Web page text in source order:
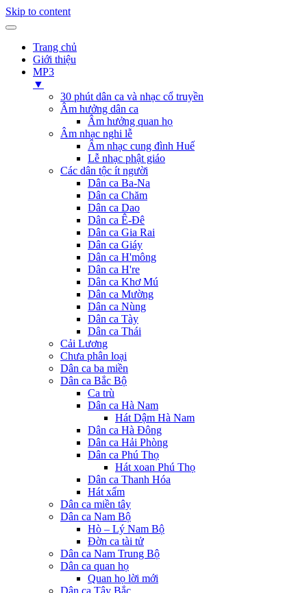
Skip to content
Trang chủ
Giới thiệu
MP3
▼
30 phút dân ca và nhạc cổ truyền
Âm hưởng dân ca
Âm hưởng quan họ
Âm nhạc nghi lễ
Âm nhạc cung đình Huế
Lễ nhạc phật giáo
Các dân tộc ít người
Dân ca Ba-Na
Dân ca Chăm
Dân ca Dao
Dân ca Ê-Đê
Dân ca Gia Rai
Dân ca Giáy
Dân ca H'mông
Dân ca H're
Dân ca Khơ Mú
Dân ca Mường
Dân ca Nùng
Dân ca Tày
Dân ca Thái
Cải Lương
Chưa phân loại
Dân ca ba miền
Dân ca Bắc Bộ
Ca trù
Dân ca Hà Nam
Hát Dậm Hà Nam
Dân ca Hà Đông
Dân ca Hải Phòng
Dân ca Phú Thọ
Hát xoan Phú Thọ
Dân ca Thanh Hóa
Hát xẩm
Dân ca miền tây
Dân ca Nam Bộ
Hò – Lý Nam Bộ
Đờn ca tài tử
Dân ca Nam Trung Bộ
Dân ca quan họ
Quan họ lời mới
Dân ca Tây Bắc